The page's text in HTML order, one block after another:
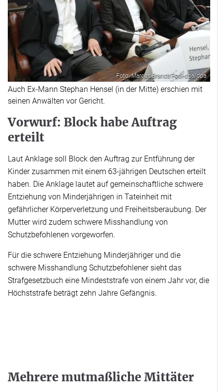
Foto: Marcus Brandt/Pool-dpa/dpa
Auch Ex-Mann Stephan Hensel (in der Mitte) erschien mit
seinen Anwälten vor Gericht.
Vorwurf: Block habe Auftrag
erteilt
Laut Anklage soll Block den Auftrag zur Entführung der
Kinder zusammen mit einem 63-jährigen Deutschen erteilt
haben. Die Anklage lautet auf gemeinschaftliche schwere
Entziehung von Minderjährigen in Tateinheit mit
gefährlicher Körperverletzung und Freiheitsberaubung. Der
Mutter wird zudem schwere Misshandlung von
Schutzbefohlenen vorgeworfen.
Für die schwere Entziehung Minderjähriger und die
schwere Misshandlung Schutzbefohlener sieht das
Strafgesetzbuch eine Mindeststrafe von einem Jahr vor, die
Höchststrafe beträgt zehn Jahre Gefängnis.
Mehrere mutmaßliche Mittäter